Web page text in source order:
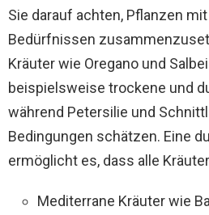
Sie darauf achten, Pflanzen
Bedürfnissen
Kräuter wie Oregano und
beispielsweise trockene und
während Petersilie und
Bedingungen schätzen. Eine
ermöglicht es, dass alle
Mediterrane Kräuter wie